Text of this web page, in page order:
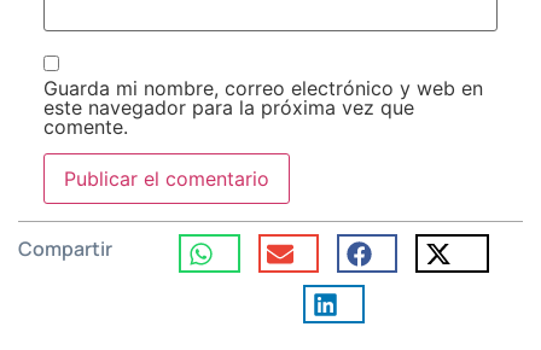
Guarda mi nombre, correo electrónico y web en
este navegador para la próxima vez que
comente.
Compartir